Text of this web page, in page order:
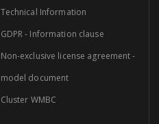
Technical Information
GDPR - Information clause
Non-exclusive license agreement -
model document
Cluster WMBC